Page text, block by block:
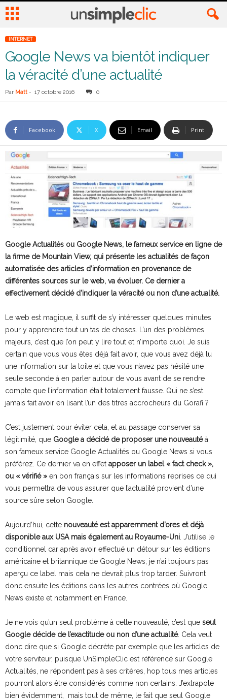
INTERNET
Google News va bientôt indiquer
la véracité d’une actualité
Par Matt - 17 octobre 2016 0
Facebook X Email Print
Google Actualités ou Google News, le fameux service en ligne de
la firme de Mountain View, qui présente les actualités de façon
automatisée des articles d’information en provenance de
différentes sources sur le web, va évoluer. Ce dernier a
effectivement décidé d’indiquer la véracité ou non d’une actualité.
Le web est magique, il suffit de s’y intéresser quelques minutes
pour y apprendre tout un tas de choses. L’un des problèmes
majeurs, c’est que l’on peut y lire tout et n’importe quoi. Je suis
certain que vous vous êtes déjà fait avoir, que vous avez déjà lu
une information sur la toile et que vous n’avez pas hésité une
seule seconde à en parler autour de vous avant de se rendre
compte que l’information était totalement fausse. Qui ne s’est
jamais fait avoir en lisant l’un des titres accrocheurs du Gorafi ?
C’est justement pour éviter cela, et au passage conserver sa
légitimité, que Google a décidé de proposer une nouveautéà
son fameux service Google Actualités ou Google News si vous
préférez. Ce dernier va en effet apposer un label « fact check »,
ou « vérifié » en bon français sur les informations reprises ce qui
vous permettra de vous assurer que l’actualité provient d’une
source sûre selon Google.
Aujourd’hui, cette nouveauté est apparemment d’ores et déjà
disponible aux USA mais également au Royaume-Uni . J’utilise le
conditionnel car après avoir effectué un détour sur les éditions
américaine et britannique de Google News, je n’ai toujours pas
aperçu ce label mais cela ne devrait plus trop tarder. Suivront
donc ensuite les éditions dans les autres contrées où Google
News existe et notamment en France.
Je ne vois qu’un seul problème à cette nouveauté, c’est que seul
Google décide de l’exactitude ou non d’une actualité. Cela veut
donc dire que si Google décrète par exemple que les articles de
votre serviteur, puisque UnSimpleClic est référencé sur Google
Actualités, ne répondent pas à ses critères, hop tous mes articles
pourront alors être considérés comme non certains. J’extrapole
bien évidemment, mais tout de même, le fait que seul Google